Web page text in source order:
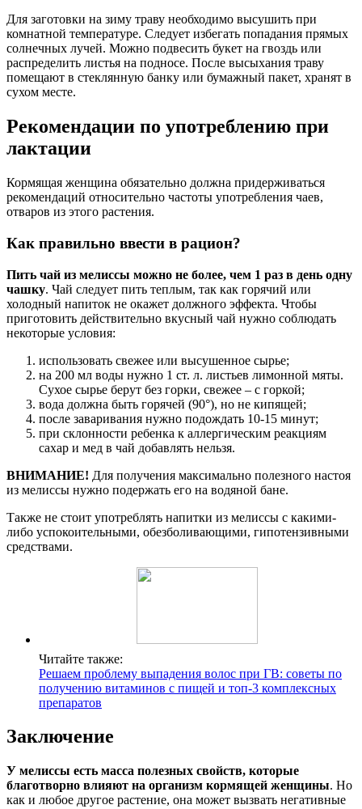
Для заготовки на зиму траву необходимо высушить при
комнатной температуре. Следует избегать попадания прямых
солнечных лучей. Можно подвесить букет на гвоздь или
распределить листья на подносе. После высыхания траву
помещают в стеклянную банку или бумажный пакет, хранят в
сухом месте.
Рекомендации по употреблению при
лактации
Кормящая женщина обязательно должна придерживаться
рекомендаций относительно частоты употребления чаев,
отваров из этого растения.
Как правильно ввести в рацион?
Пить чай из мелиссы можно не более, чем 1 раз в день одну
чашку. Чай следует пить теплым, так как горячий или
холодный напиток не окажет должного эффекта. Чтобы
приготовить действительно вкусный чай нужно соблюдать
некоторые условия:
использовать свежее или высушенное сырье;
на 200 мл воды нужно 1 ст. л. листьев лимонной мяты.
Сухое сырье берут без горки, свежее – с горкой;
вода должна быть горячей (90°), но не кипящей;
после заваривания нужно подождать 10-15 минут;
при склонности ребенка к аллергическим реакциям
сахар и мед в чай добавлять нельзя.
ВНИМАНИЕ! Для получения максимально полезного настоя
из мелиссы нужно подержать его на водяной бане.
Также не стоит употреблять напитки из мелиссы с какими-
либо успокоительными, обезболивающими, гипотензивными
средствами.
Читайте также:
Решаем проблему выпадения волос при ГВ: советы по
получению витаминов с пищей и топ-3 комплексных
препаратов
Заключение
У мелиссы есть масса полезных свойств, которые
благотворно влияют на организм кормящей женщины. Но
как и любое другое растение, она может вызвать негативные